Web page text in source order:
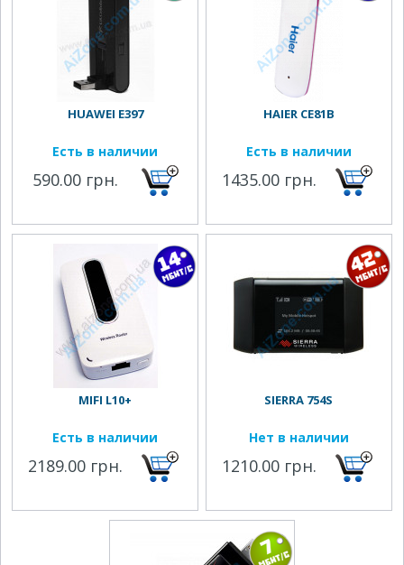
HUAWEI E397
Есть в наличии
590.00 грн.
HAIER CE81B
Есть в наличии
1435.00 грн.
MIFI L10+
Есть в наличии
2189.00 грн.
SIERRA 754S
Нет в наличии
1210.00 грн.